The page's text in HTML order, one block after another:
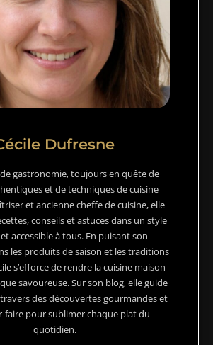
Dufresne
gastronomie, toujours en quête de
et de techniques de cuisine
et ancienne cheffe de cuisine, elle
conseils et astuces dans un style
accessible à tous. En puisant son
les produits de saison et les traditions
s’efforce de rendre la cuisine maison
savoureuse. Sur son blog, elle guide
des découvertes gourmandes et
faire pour sublimer chaque plat du
quotidien.